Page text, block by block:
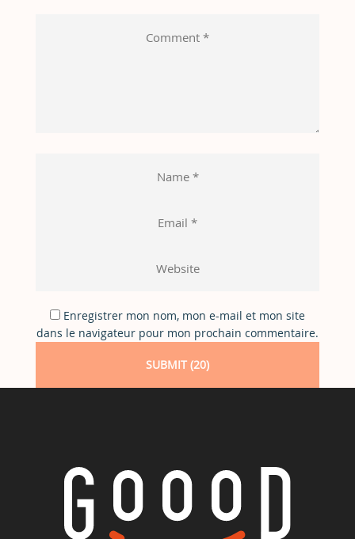
Enregistrer mon nom, mon e-mail et mon site
dans le navigateur pour mon prochain commentaire.